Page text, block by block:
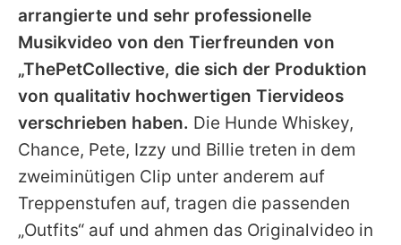
arrangierte und sehr professionelle
Musikvideo von den Tierfreunden von
„ThePetCollective, die sich der Produktion
von qualitativ hochwertigen Tiervideos
verschrieben haben. Die Hunde Whiskey,
Chance, Pete, Izzy und Billie treten in dem
zweiminütigen Clip unter anderem auf
Treppenstufen auf, tragen die passenden
„Outfits“ auf und ahmen das Originalvideo in